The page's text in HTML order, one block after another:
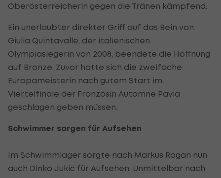
Oberösterreicherin gegen die Tränen kämpfend.
Ein unerlaubter direkter Griff auf das Bein von
Giulia Quintavalle, der italienischen
Olympiasiegerin von 2008, beendete die Hoffnung
auf Bronze. Zuvor hatte sich die zweifache
Europameisterin nach gutem Start im
Viertelfinale der Französin Automne Pavia
geschlagen geben müssen.
Schwimmer sorgen für Aufsehen
Im Schwimmlager sorgte nach Markus Rogan nun
auch Dinko Jukic für Aufsehen. Unmittelbar nach